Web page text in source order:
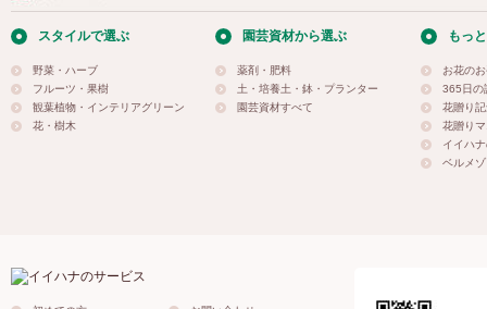
スタイルで選ぶ
野菜・ハーブ
フルーツ・果樹
観葉植物・インテリアグリーン
花・樹木
園芸資材から選ぶ
薬剤・肥料
土・培養土・鉢・プランター
園芸資材すべて
もっ
お花の
365日の
花贈り
花贈り
イイハ
ベルメ